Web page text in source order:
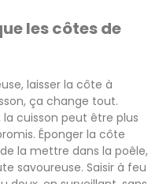
les côtes de
laisser la côte à
ça change tout.
la cuisson peut être plus
Éponger la côte
la mettre dans la poêle,
savoureuse. Saisir à feu